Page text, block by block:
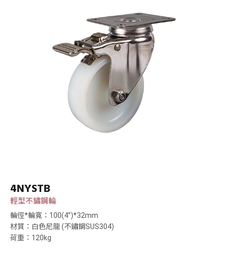
4NYSTB
輕型不鏽鋼輪
輪徑*輪寬：100(4”)*32mm
材質：白色尼龍 (不鏽鋼SUS304)
荷重：120kg